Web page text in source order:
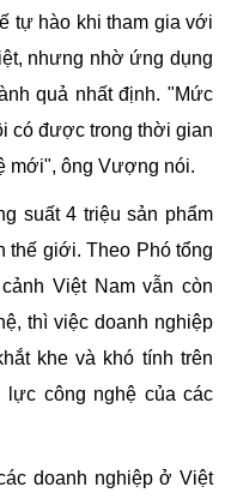
tự hào khi tham gia với
nhưng nhờ ứng dụng
quả nhất định. "Mức
có được trong thời gian
mới", ông Vượng nói.
suất 4 triệu sản phẩm
thế giới. Theo Phó tổng
Việt Nam vẫn còn
thì việc doanh nghiệp
khe và khó tính trên
công nghệ của các
doanh nghiệp ở Việt